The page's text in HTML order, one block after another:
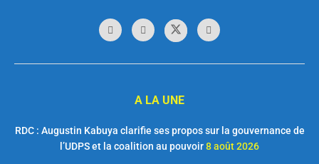
A LA UNE
RDC : Augustin Kabuya clarifie ses propos sur la gouvernance de
l’UDPS et la coalition au pouvoir8 août 2026